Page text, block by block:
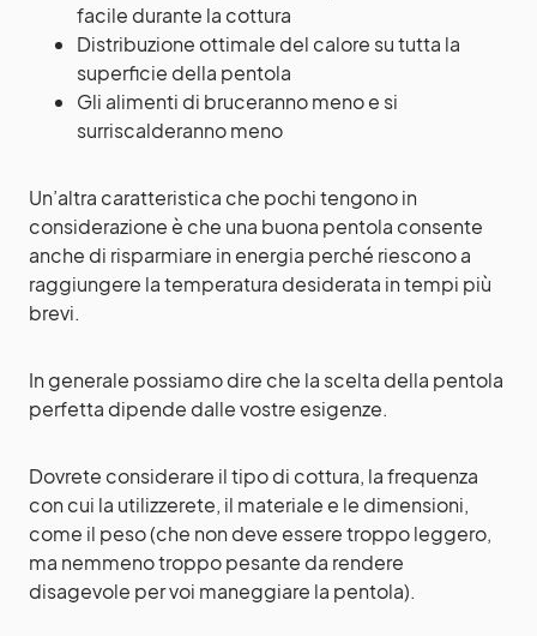
facile durante la cottura
Distribuzione ottimale del calore su tutta la
superficie della pentola
Gli alimenti di bruceranno meno e si
surriscalderanno meno
Un’altra caratteristica che pochi tengono in
considerazione è che una buona pentola consente
anche di risparmiare in energia perché riescono a
raggiungere la temperatura desiderata in tempi più
brevi.
In generale possiamo dire che la scelta della pentola
perfetta dipende dalle vostre esigenze.
Dovrete considerare il tipo di cottura, la frequenza
con cui la utilizzerete, il materiale e le dimensioni,
come il peso (che non deve essere troppo leggero,
ma nemmeno troppo pesante da rendere
disagevole per voi maneggiare la pentola).